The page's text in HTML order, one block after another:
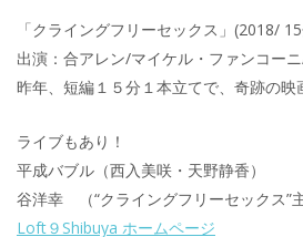
「クライングフリーセックス」(2018/ 15
出演：合アレン/マイケル・ファンコー
昨年、短編１５分１本立てで、奇跡の映
ライブもあり！
平成バブル（西入美咲・天野静香）
谷洋幸 （“クライングフリーセックス”
Loft９Shibuya ホームページ